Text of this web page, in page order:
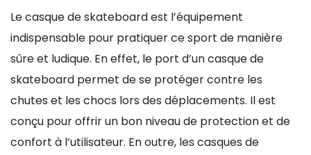
Le casque de skateboard est l’équipement
indispensable pour pratiquer ce sport de manière
sûre et ludique. En effet, le port d’un casque de
skateboard permet de se protéger contre les
chutes et les chocs lors des déplacements. Il est
conçu pour offrir un bon niveau de protection et de
confort à l’utilisateur. En outre, les casques de